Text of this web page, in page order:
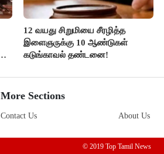
12 வயது சிறுமியை சீரழித்த
இளைஞருக்கு 10 ஆண்டுகள்
கடுங்காவல் தண்டனை!
More Sections
Contact Us About Us
© 2019 Top Tamil News